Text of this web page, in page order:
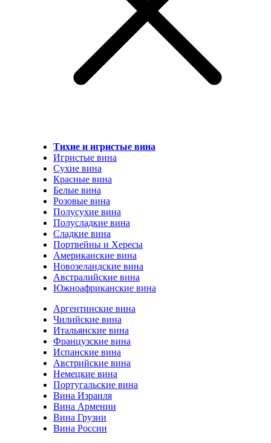
Тихие и игристые вина
Игристые вина
Сухие вина
Красные вина
Белые вина
Розовые вина
Полусухие вина
Полусладкие вина
Сладкие вина
Портвейны и Хересы
Американские вина
Новозеландские вина
Австралийские вина
Южноафриканские вина
Аргентинские вина
Чилийские вина
Итальянские вина
Французские вина
Испанские вина
Австрийские вина
Немецкие вина
Португальские вина
Вина Израиля
Вина Армении
Вина Грузии
Вина России